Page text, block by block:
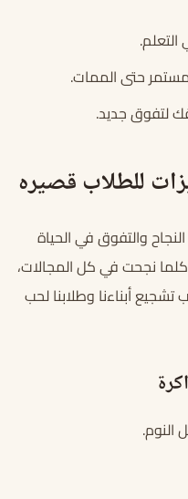
مستمر حتى الممات.
لتفوق جديد.
للطلاب قصيره
والتفوق في الحياة
نجحت في كل المجالات،
تشجيع أبناءنا وطلابنا لحب
النوم.